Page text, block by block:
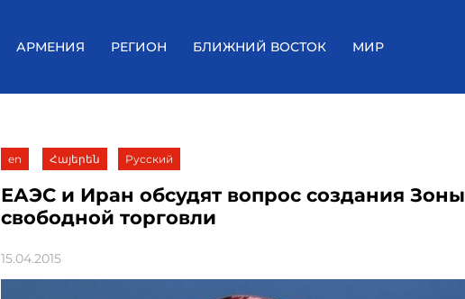
АРМЕНИЯ РЕГИОН БЛИЖНИЙ ВОСТОК МИР
en Հայերեն Русский
ЕАЭС и Иран обсудят вопрос создания Зоны
свободной торговли
15.04.2015